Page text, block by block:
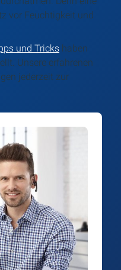
vor Feuchtigkeit und
und Tricks haben
Unsere erfahrenen
jederzeit zur